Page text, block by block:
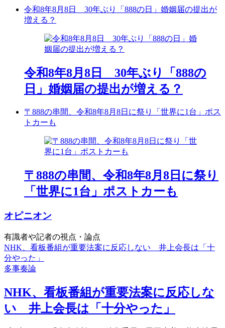
令和8年8月8日 30年ぶり「888の日」婚姻届の提出が
増える？
令和8年8月8日 30年ぶり「888の
日」婚姻届の提出が増える？
〒888の串間、令和8年8月8日に祭り「世界に1台」ポス
トカーも
〒888の串間、令和8年8月8日に祭り
「世界に1台」ポストカーも
オピニオン
有識者や記者の視点・論点
NHK、看板番組が重要法案に反応しない 井上会長は「十
分やった」
多事奏論
NHK、看板番組が重要法案に反応しな
い 井上会長は「十分やった」